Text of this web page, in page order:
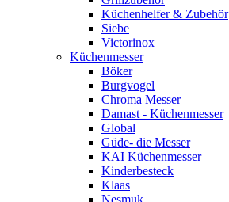
Küchenhelfer & Zubehör
Siebe
Victorinox
Küchenmesser
Böker
Burgvogel
Chroma Messer
Damast - Küchenmesser
Global
Güde- die Messer
KAI Küchenmesser
Kinderbesteck
Klaas
Nesmuk